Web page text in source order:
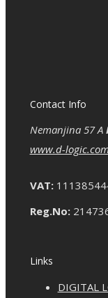
Contact Info
Nemanjina 57 A
www.d-
VAT:
Reg.No:
Links
DIGITAL